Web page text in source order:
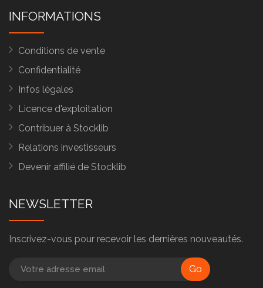
INFORMATIONS
Conditions de vente
Confidentialité
Infos légales
Licence d'exploitation
Contribuer à Stocklib
Relations investisseurs
Devenir affilié de Stocklib
NEWSLETTER
Inscrivez-vous pour recevoir les dernières nouveautés.
Go